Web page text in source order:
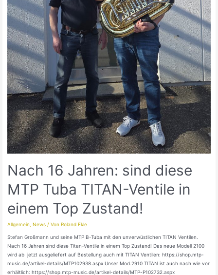
Nach 16 Jahren: sind diese
MTP Tuba TITAN-Ventile in
einem Top Zustand!
Allgemein ,News / VonRoland Ekle
Stefan Großmann und seine MTP B-Tuba mit den unverwüstlichen TITAN Ventilen.
Nach 16 Jahren sind diese Titan-Ventile in einem Top Zustand! Das neue Modell 2100
wird ab jetzt ausgeliefert auf Bestellung auch mit TITAN Ventilen: https://shop.mtp-
music.de/artikel-details/MTP102938.aspx Unser Mod.2910 TITAN ist auch nach wie vor
erhältlich: https://shop.mtp-music.de/artikel-details/MTP-P102732.aspx